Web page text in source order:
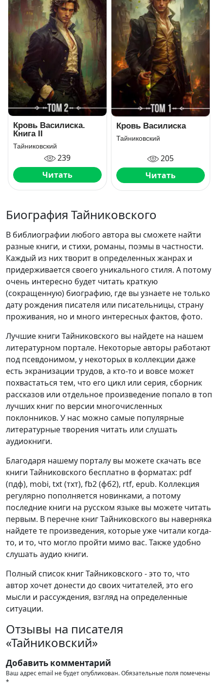
Кровь Василиска.
Книга II
Тайниковский
239
Читать
Кровь Василиска
Тайниковский
205
Читать
Биография Тайниковского
В библиографии любого автора вы сможете найти
разные книги, и стихи, романы, поэмы в частности.
Каждый из них творит в определенных жанрах и
придерживается своего уникального стиля. А потому
очень интересно будет читать краткую
(сокращенную) биографию, где вы узнаете не только
дату рождения писателя или писательницы, страну
проживания, но и много интересных фактов, фото.
Лучшие книги Тайниковского вы найдете на нашем
литературном портале. Некоторые авторы работают
под псевдонимом, у некоторых в коллекции даже
есть экранизации трудов, а кто-то и вовсе может
похвастаться тем, что его цикл или серия, сборник
рассказов или отдельное произведение попало в топ
лучших книг по версии многочисленных
поклонников. У нас можно самые популярные
литературные творения читать или слушать
аудиокниги.
Благодаря нашему порталу вы можете скачать все
книги Тайниковского бесплатно в форматах: pdf
(пдф), mobi, txt (тхт), fb2 (фб2), rtf, epub. Коллекция
регулярно пополняется новинками, а потому
последние книги на русском языке вы можете читать
первым. В перечне книг Тайниковского вы наверняка
найдете те произведения, которые уже читали когда-
то, и то, что могло пройти мимо вас. Также удобно
слушать аудио книги.
Полный список книг Тайниковского - это то, что
автор хочет донести до своих читателей, это его
мысли и рассуждения, взгляд на определенные
ситуации.
Отзывы на писателя
«Тайниковский»
Добавить комментарий
Ваш адрес email не будет опубликован.Обязательные поля помечены
*